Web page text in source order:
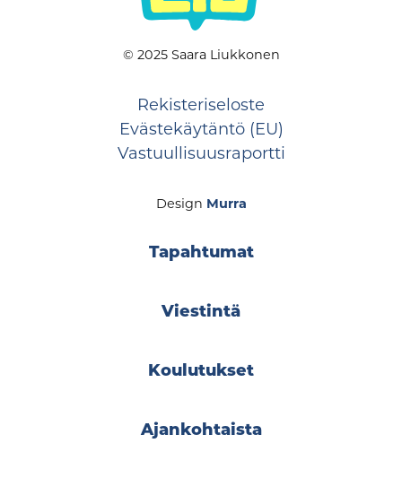
© 2025 Saara Liukkonen
Rekisteriseloste
Evästekäytäntö (EU)
Vastuullisuusraportti
Design Murra
Tapahtumat
Viestintä
Koulutukset
Ajankohtaista